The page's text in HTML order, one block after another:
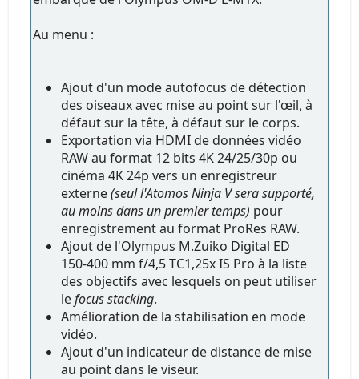
Au menu :
Ajout d'un mode autofocus de détection
des oiseaux avec mise au point sur l'œil, à
défaut sur la tête, à défaut sur le corps.
Exportation via HDMI de données vidéo
RAW au format 12 bits 4K 24/25/30p ou
cinéma 4K 24p vers un enregistreur
externe(seul l'Atomos Ninja V sera supporté,
au moins dans un premier temps) pour
enregistrement au format ProRes RAW.
Ajout de l'Olympus M.Zuiko Digital ED
150-400 mm f/4,5 TC1,25x IS Pro à la liste
des objectifs avec lesquels on peut utiliser
lefocus stacking.
Amélioration de la stabilisation en mode
vidéo.
Ajout d'un indicateur de distance de mise
au point dans le viseur.